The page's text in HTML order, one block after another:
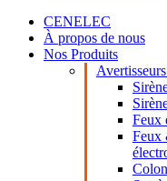
CENELEC
À propos de nous
Nos Produits
Feux
Feux